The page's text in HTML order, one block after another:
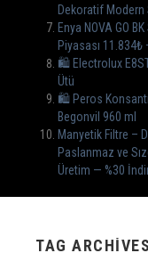
Dekoratif
Enya NOVA GO
Piyasası
🛍 Electrolux
Ütü
🛍️ Peros
Begonvil 960 ml
Manyetik Filtre –
Paslanmaz ve
Üretim — %30
TAG